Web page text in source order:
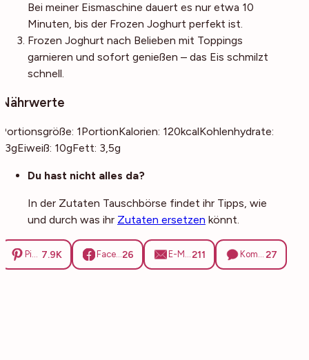
Bei meiner Eismaschine dauert es nur etwa 10
Minuten, bis der Frozen Joghurt perfekt ist.
Frozen Joghurt nach Belieben mit Toppings
garnieren und sofort genießen – das Eis schmilzt
schnell.
Nährwerte
Portionsgröße: 1PortionKalorien: 120kcalKohlenhydrate:
13gEiweiß: 10gFett: 3,5g
Du hast nicht alles da?
In der Zutaten Tauschbörse findet ihr Tipps, wie
und durch was ihr Zutaten ersetzen könnt.
Pinterest 7.9K Facebook26 E-Mail211 Kommentare 27